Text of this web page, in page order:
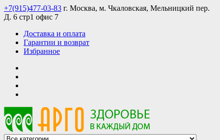
Skip
to
+7(915)477-03-83 г. Москва, м. Чкаловская, Мельницкий пер.
Д. 6 стр1 офис 7
Доставка и оплата
Гарантии и возврат
Избранное